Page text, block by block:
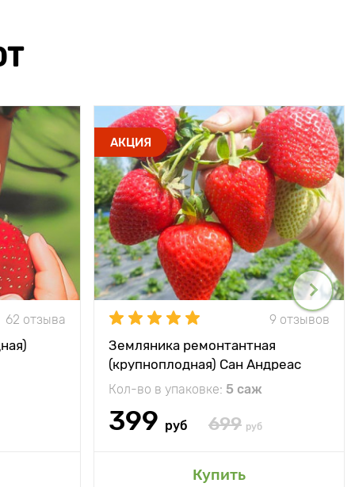
62 отзыва
АКЦИЯ
9 отзывов
Земляника ремонтантная
(крупноплодная) Сан Андреас
Кол-во в упаковке: 5 саж
399 руб 699 руб
Купить